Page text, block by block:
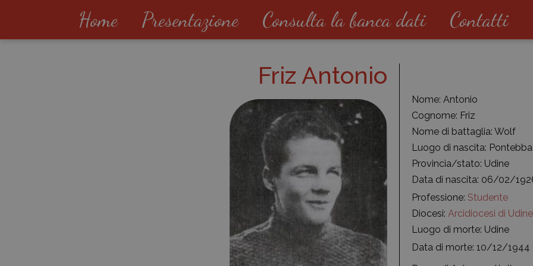
Home Presentazione Consulta la banca dati Contatti
Friz Antonio
Nome: Antonio
Cognome: Friz
Nome di battaglia: Wolf
Luogo di nascita: Pontebba
Provincia/stato: Udine
Data di nascita: 06/02/
Professione: Studente
Diocesi: Arcidiocesi di Udine
Luogo di morte: Udine
Data di morte: 10/12/1944